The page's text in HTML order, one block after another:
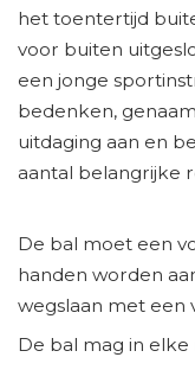
het toentertijd
voor buiten
een jonge
bedenken,
uitdaging aan en
aantal belangrijke
De bal moet een
handen worden
wegslaan met een
De bal mag in